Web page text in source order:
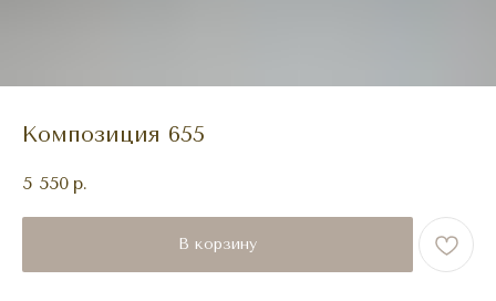
Композиция 655
5 550 р.
В корзину